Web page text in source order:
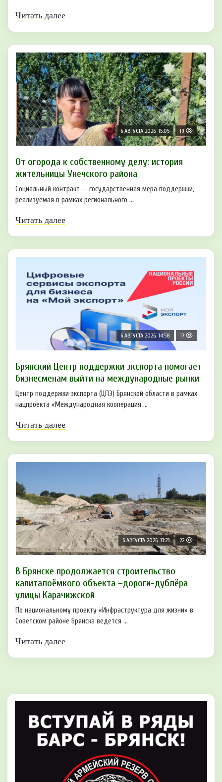
Читать далее
6 АВГУСТА 2026, 15:05 19
От огорода к собственному делу: история
жительницы Унечского района
Социальный контракт — государственная мера поддержки,
реализуемая в рамках регионального ...
Читать далее
6 АВГУСТА 2026, 14:58 17
Брянский Центр поддержки экспорта помогает
бизнесменам выйти на международные рынки
Центр поддержки экспорта (ЦПЭ) Брянской области в рамках
нацпроекта «Международная кооперация ...
Читать далее
6 АВГУСТА 2026, 13:23 22
В Брянске продолжается строительство
капиталоёмкого объекта –дороги-дублёра
улицы Карачижской
По национальному проекту «Инфраструктура для жизни» в
Советском районе Брянска ведется ...
Читать далее